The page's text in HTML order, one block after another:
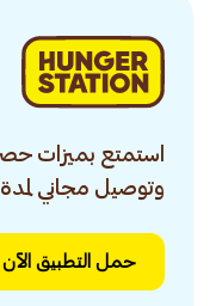
استمتع بميزات
وتوصيل مجاني
حمل التطبيق الآن